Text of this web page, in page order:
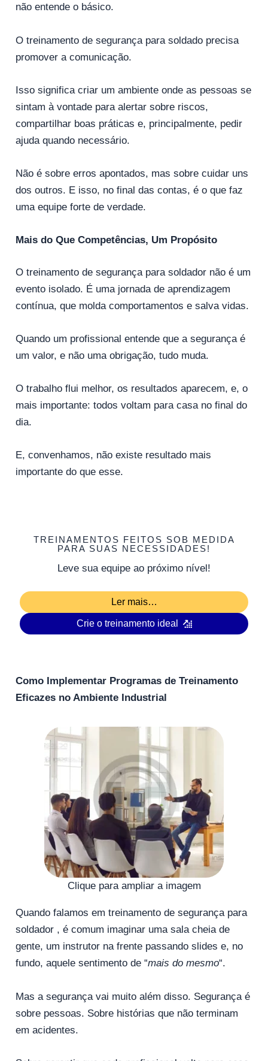
não entende o básico.
O treinamento de segurança para soldado precisa
promover a comunicação.
Isso significa criar um ambiente onde as pessoas se
sintam à vontade para alertar sobre riscos,
compartilhar boas práticas e, principalmente, pedir
ajuda quando necessário.
Não é sobre erros apontados, mas sobre cuidar uns
dos outros. E isso, no final das contas, é o que faz
uma equipe forte de verdade.
Mais do Que Competências, Um Propósito
O treinamento de segurança para soldador não é um
evento isolado. É uma jornada de aprendizagem
contínua, que molda comportamentos e salva vidas.
Quando um profissional entende que a segurança é
um valor, e não uma obrigação, tudo muda.
O trabalho flui melhor, os resultados aparecem, e, o
mais importante: todos voltam para casa no final do
dia.
E, convenhamos, não existe resultado mais
importante do que esse.
TREINAMENTOS FEITOS SOB MEDIDA
PARA SUAS NECESSIDADES!
Leve sua equipe ao próximo nível!
Ler mais…
Crie o treinamento ideal
Como Implementar Programas de Treinamento
Eficazes no Ambiente Industrial
Clique para ampliar a imagem
Quando falamos em treinamento de segurança para
soldador , é comum imaginar uma sala cheia de
gente, um instrutor na frente passando slides e, no
fundo, aquele sentimento de “mais do mesmo“.
Mas a segurança vai muito além disso. Segurança é
sobre pessoas. Sobre histórias que não terminam
em acidentes.